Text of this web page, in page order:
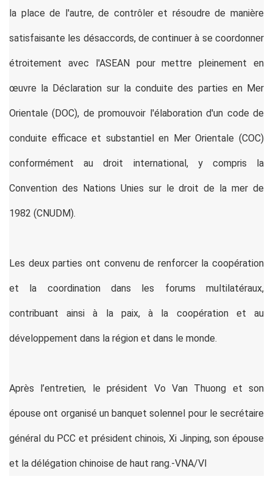
la place de l'autre, de contrôler et résoudre de manière
satisfaisante les désaccords, de continuer à se coordonner
étroitement avec l'ASEAN pour mettre pleinement en
œuvre la Déclaration sur la conduite des parties en Mer
Orientale (DOC), de promouvoir l'élaboration d'un code de
conduite efficace et substantiel en Mer Orientale (COC)
conformément au droit international, y compris la
Convention des Nations Unies sur le droit de la mer de
1982 (CNUDM).
Les deux parties ont convenu de renforcer la coopération
et la coordination dans les forums multilatéraux,
contribuant ainsi à la paix, à la coopération et au
développement dans la région et dans le monde.
Après l’entretien, le président Vo Van Thuong et son
épouse ont organisé un banquet solennel pour le secrétaire
général du PCC et président chinois, Xi Jinping, son épouse
et la délégation chinoise de haut rang.-VNA/VI